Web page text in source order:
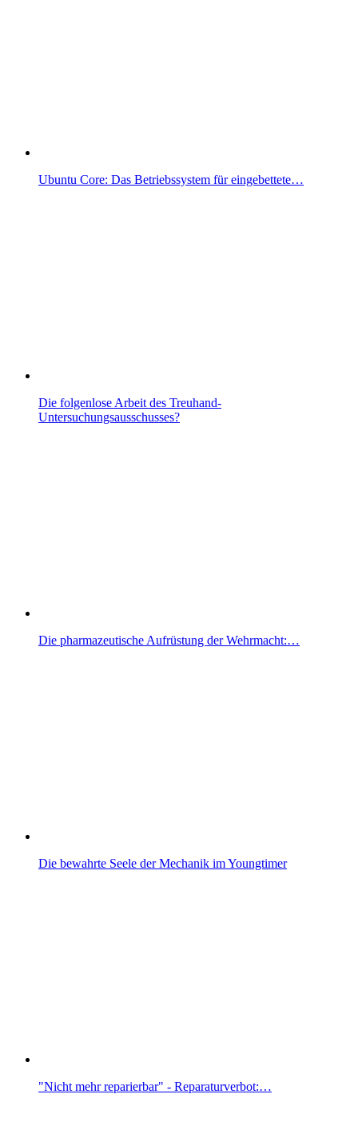
Ubuntu Core: Das Betriebssystem für eingebettete…
Die folgenlose Arbeit des Treuhand-
Untersuchungsausschusses?
Die pharmazeutische Aufrüstung der Wehrmacht:…
Die bewahrte Seele der Mechanik im Youngtimer
"Nicht mehr reparierbar" - Reparaturverbot:…